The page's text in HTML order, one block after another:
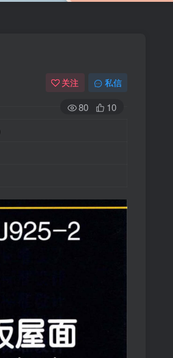
关注 私信
80 10